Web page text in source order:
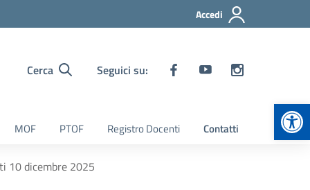
Accedi
Cerca Seguici su:
MOF PTOF Registro Docenti Contatti
10 dicembre 2025